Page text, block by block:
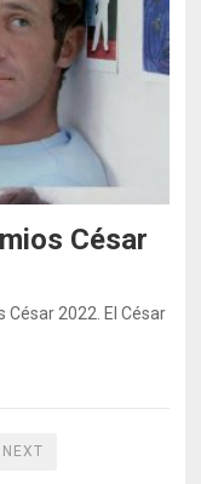
César
César 2022. El César
NEXT